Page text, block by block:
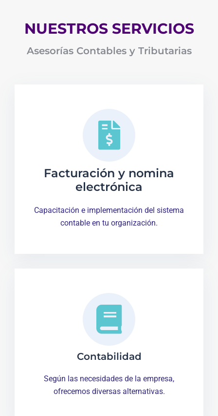
NUESTROS SERVICIOS
Asesorías Contables y Tributarias
Facturación y nomina
electrónica
Capacitación e implementación del sistema
contable en tu organización.
Contabilidad
Según las necesidades de la empresa,
ofrecemos diversas alternativas.